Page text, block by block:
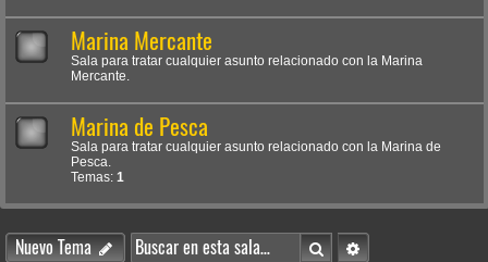
Marina Mercante
Sala para tratar cualquier asunto relacionado con la Marina
Mercante.
Marina de Pesca
Sala para tratar cualquier asunto relacionado con la Marina de
Pesca.
Temas: 1
Nuevo Tema BuscarBúsqueda avanzada